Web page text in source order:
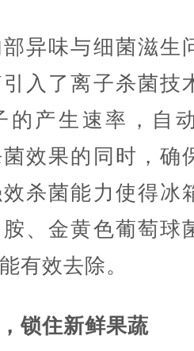
异味与细菌滋生
入了离子杀菌技
的产生速率，自
效果的同时，确
杀菌能力使得冰
、金黄色葡萄球
有效去除。
锁住新鲜果蔬